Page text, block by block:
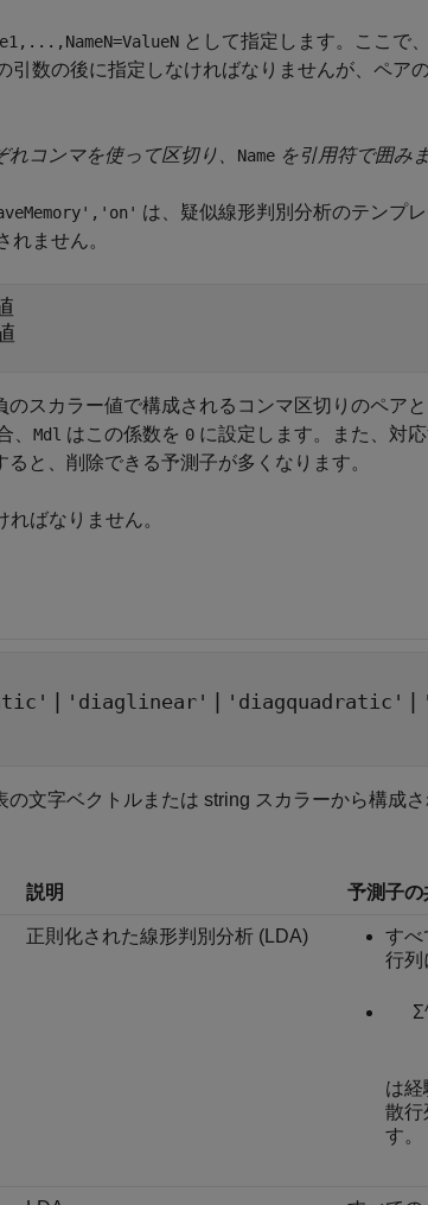
として指定します。ここで、
引数の後に指定しなければなりませんが、ペア
コンマを使って区切り、 Name を引用符で囲みま
は、疑似線形判別分析のテンプ
れません。
のスカラー値で構成されるコンマ区切りのペアと
、 Mdl はこの係数を 0 に設定します。また、対
ると、削除できる予測子が多くなります。
ればなりません。
'diaglinear' 'diagquadratic'
の文字ベクトルまたは string スカラーから構成
説明 予測子の
正則化された線形判別分析 (LDA)
すべ
行列
Σ
は経
散行
す。